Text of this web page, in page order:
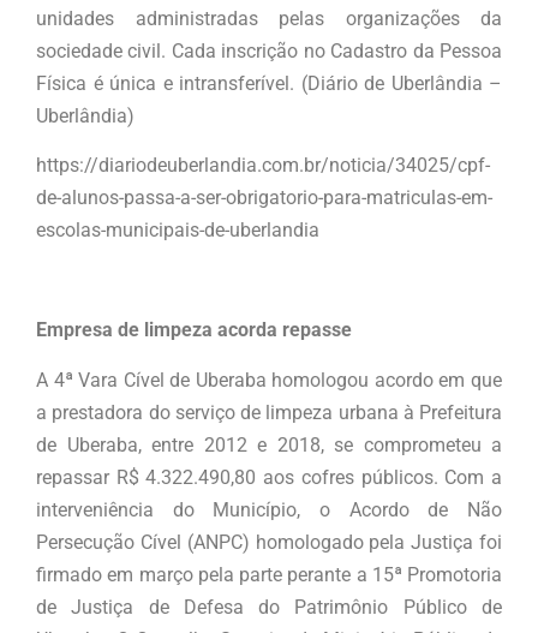
unidades administradas pelas organizações da
sociedade civil. Cada inscrição no Cadastro da Pessoa
Física é única e intransferível. (Diário de Uberlândia –
Uberlândia)
https://diariodeuberlandia.com.br/noticia/34025/cpf-
de-alunos-passa-a-ser-obrigatorio-para-matriculas-em-
escolas-municipais-de-uberlandia
Empresa de limpeza acorda repasse
A 4ª Vara Cível de Uberaba homologou acordo em que
a prestadora do serviço de limpeza urbana à Prefeitura
de Uberaba, entre 2012 e 2018, se comprometeu a
repassar R$ 4.322.490,80 aos cofres públicos. Com a
interveniência do Município, o Acordo de Não
Persecução Cível (ANPC) homologado pela Justiça foi
firmado em março pela parte perante a 15ª Promotoria
de Justiça de Defesa do Patrimônio Público de